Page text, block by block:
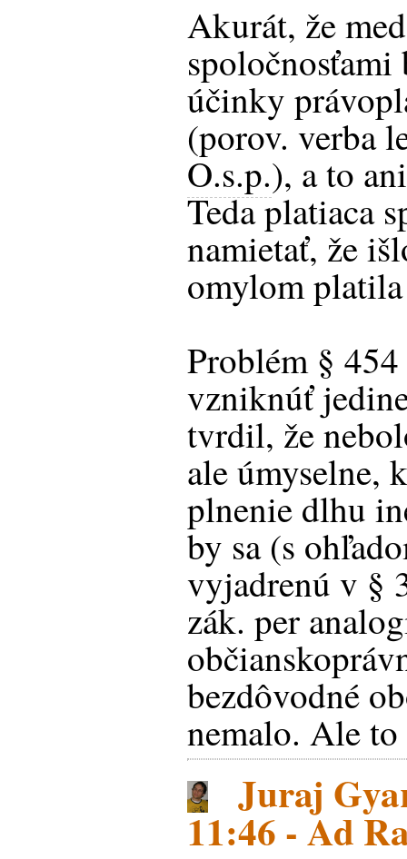
Akurát, že
účinky
(porov. verba
O.s.p.), a to
Teda platiaca
namietať, že
omylom
Problém §
vzniknúť
tvrdil, že
ale úmyselne,
plnenie dlhu
by sa (s
vyjadrenú v §
zák. per
bezdôvodné
nemalo. Ale
Juraj
11:46 - Ad